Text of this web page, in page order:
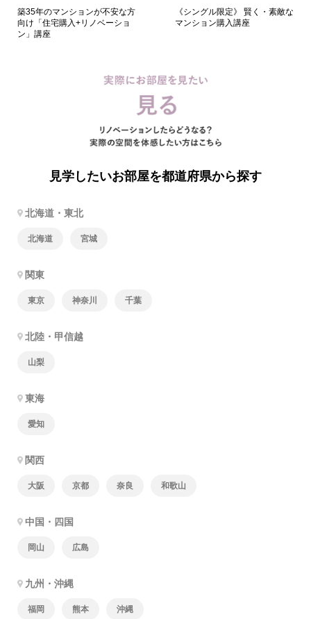
築35年のマンションが不安な方
向け「住宅購入+リノベーショ
ン」講座
《シングル限定》 賢く・素敵な
マンション購入講座
見学したいお部屋を都道府県から探す
北海道・東北
北海道 宮城
関東
東京 神奈川 千葉
北陸・甲信越
山梨
東海
愛知
関西
大阪 京都 奈良 和歌山
中国・四国
岡山 広島
九州・沖縄
福岡 熊本 沖縄